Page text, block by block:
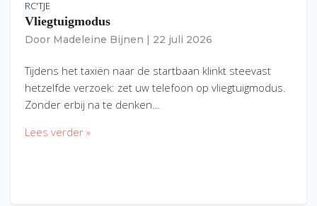
RC'TJE
Vliegtuigmodus
Door Madeleine Bijnen 22 juli 2026
Tijdens het taxiën naar de startbaan klinkt steevast
hetzelfde verzoek: zet uw telefoon op vliegtuigmodus.
Zonder erbij na te denken…
Lees verder »